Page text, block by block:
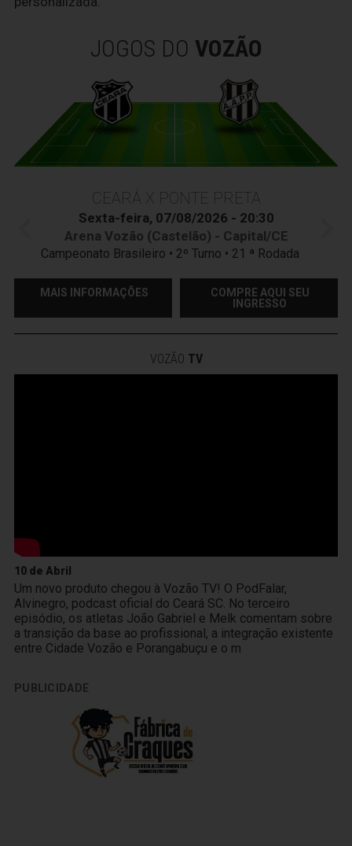
JOGOS DO VOZÃO
CEARÁ X PONTE PRETA
Sexta-feira, 07/08/2026 - 20:30
Arena Vozão (Castelão) - Capital/CE
Campeonato Brasileiro • 2º Turno • 21 ª Rodada
MAIS INFORMAÇÕES
COMPRE AQUI SEU
INGRESSO
VOZÃO TV
10 de Abril
Um novo produto chegou à Vozão TV! O PodFalar,
Alvinegro, podcast oficial do Ceará SC. No terceiro
episódio, os atletas João Gabriel e Melk comentam sobre
a transição da base ao profissional, a integração existente
entre Cidade Vozão e Porangabuçu e o m
PUBLICIDADE